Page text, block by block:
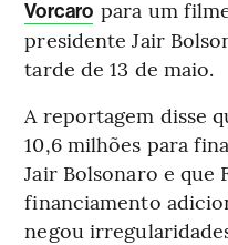
Vorcaro para um
presidente Jair
tarde de 13 de maio.
A reportagem disse
10,6 milhões para
Jair Bolsonaro e que
financiamento
negou